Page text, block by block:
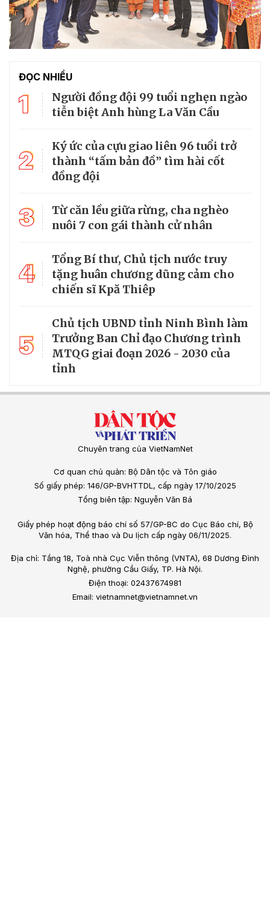
ĐỌC NHIỀU
1
Người đồng đội 99 tuổi nghẹn ngào
tiễn biệt Anh hùng La Văn Cầu
2
Ký ức của cựu giao liên 96 tuổi trở
thành “tấm bản đồ” tìm hài cốt
đồng đội
3
Từ căn lều giữa rừng, cha nghèo
nuôi 7 con gái thành cử nhân
4
Tổng Bí thư, Chủ tịch nước truy
tặng huân chương dũng cảm cho
chiến sĩ Kpă Thiêp
5
Chủ tịch UBND tỉnh Ninh Bình làm
Trưởng Ban Chỉ đạo Chương trình
MTQG giai đoạn 2026 - 2030 của
tỉnh
Chuyên trang của VietNamNet
Cơ quan chủ quản: Bộ Dân tộc và Tôn giáo
Số giấy phép: 146/GP-BVHTTDL, cấp ngày 17/10/2025
Tổng biên tập: Nguyễn Văn Bá
Giấy phép hoạt động báo chí số 57/GP-BC do Cục Báo chí, Bộ
Văn hóa, Thể thao và Du lịch cấp ngày 06/11/2025.
Địa chỉ: Tầng 18, Toà nhà Cục Viễn thông (VNTA), 68 Dương Đình
Nghệ, phường Cầu Giấy, TP. Hà Nội.
Điện thoại: 02437674981
Email: vietnamnet@vietnamnet.vn